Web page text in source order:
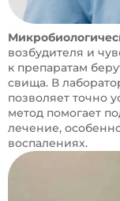
возбудителя и
к препаратам
свища. В
позволяет точно
метод помогает
лечение,
воспалениях.